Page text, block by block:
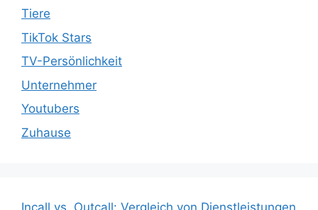
Tiere
TikTok Stars
TV-Persönlichkeit
Unternehmer
Youtubers
Zuhause
Incall vs. Outcall: Vergleich von Dienstleistungen